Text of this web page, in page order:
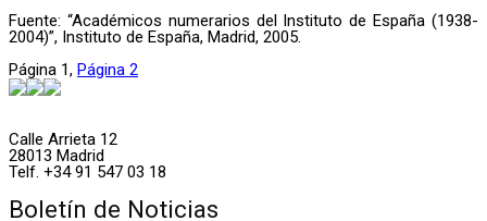
Fuente: “Académicos numerarios del Instituto de España (1938-
2004)”, Instituto de España, Madrid, 2005.
Página 1, Página 2
Calle Arrieta 12
28013 Madrid
Telf. +34 91 547 03 18
Boletín de Noticias